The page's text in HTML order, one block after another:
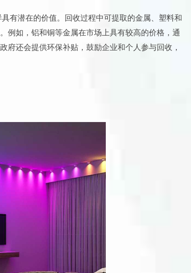
有潜在的价值。回收过程中可提取的金属、塑料和
例如，铝和铜等金属在市场上具有较高的价格，通
府还会提供环保补贴，鼓励企业和个人参与回收，